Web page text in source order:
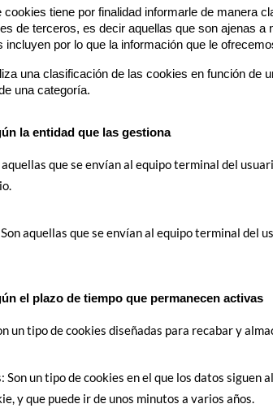
cookies tiene por finalidad informarle de manera
de terceros, es decir aquellas que son ajenas
incluyen por lo que la información que le
una clasificación de las cookies en función
una categoría.
la entidad que las gestiona
que se envían al equipo terminal del
aquellas que se envían al equipo terminal del
el plazo de tiempo que permanecen activas
un tipo de cookies diseñadas para recabar y
un tipo de cookies en el que los datos
y que puede ir de unos minutos a varios años.